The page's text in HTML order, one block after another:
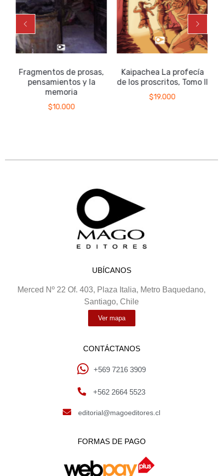
Fragmentos de prosas,
pensamientos y la
memoria
$10.000
Kaipachea La profecía
de los proscritos, Tomo II
$19.000
UBÍCANOS
Merced Nº 22 Of. 403, Plaza Italia, Metro Baquedano,
Santiago, Chile
Ver mapa
CONTÁCTANOS
+569 7216 3909
+562 2664 5523
editorial@magoeditores.cl
FORMAS DE PAGO